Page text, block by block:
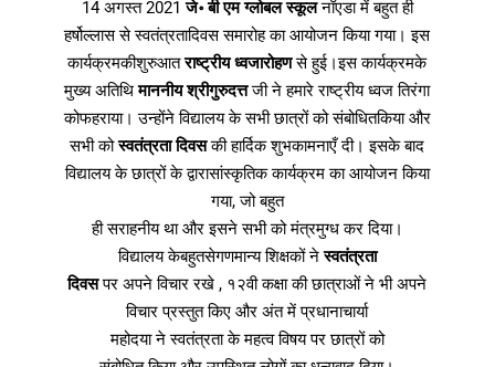
14 अगस्त 2021जे॰ बी एम ग्लोबल स्कूलनॉएडा में बहुत ही
हर्षोल्लास से स्वतंत्रतादिवस समारोह का आयोजन किया गया। इस
कार्यक्रमकीशुरुआतराष्ट्रीय ध्वजारोहणसे हुई।इस कार्यक्रमके
मुख्य अतिथिमाननीय श्रीगुरुदत्तजी ने हमारे राष्ट्रीय ध्वज तिरंगा
कोफहराया। उन्होंने विद्यालय के सभी छात्रों को संबोधितकिया और
सभी कोस्वतंत्रता दिवसकी हार्दिक शुभकामनाएँ दी। इसके बाद
विद्यालय के छात्रों के द्वारासांस्कृतिक कार्यक्रम का आयोजन किया
गया, जो बहुत
ही सराहनीय था और इसने सभी को मंत्रमुग्ध कर दिया।
विद्यालय केबहुतसेगणमान्य शिक्षकों नेस्वतंत्रता
दिवसपर अपने विचार रखे , १२वी कक्षा की छात्राओं ने भी अपने
विचार प्रस्तुत किए और अंत में प्रधानाचार्या
महोदया ने स्वतंत्रता के महत्व विषय पर छात्रों को